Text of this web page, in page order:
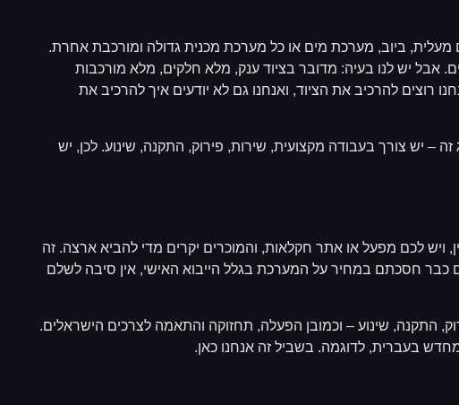
מעלית, ביוב, מערכת מים או כל מערכת מכנית גדולה ומורכבת אחרת.
אבל יש לנו בעיה: מדובר בציוד ענק, מלא חלקים, מלא מורכבות
רוצים להרכיב את הציוד, ואנחנו גם לא יודעים איך להרכיב את
זה – יש צורך בעבודה מקצועית, שירות, פירוק, התקנה, שינוע. לכן, יש
לכם מפעל או אתר חקלאות, והמוכרים יקרים מדי להביא ארצה. זה
אם כבר חסכתם במחיר על המערכת בגלל הייבוא האישי, אין סיבה לשלם
התקנה, שינוע – וכמובן הפעלה, תחזוקה והתאמה לצרכים הישראלים.
בעברית, לדוגמה. בשביל זה אנחנו כאן.